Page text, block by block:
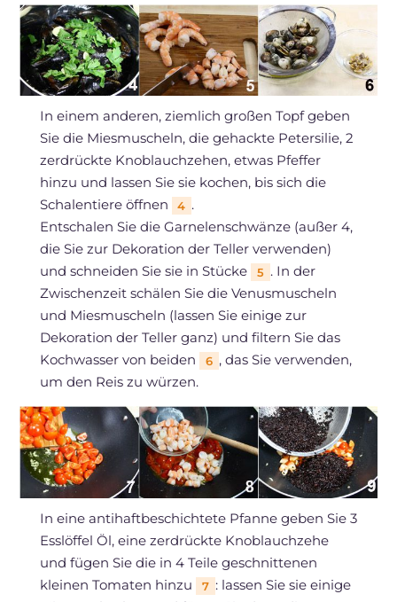
In einem anderen, ziemlich großen Topf geben
Sie die Miesmuscheln, die gehackte Petersilie, 2
zerdrückte Knoblauchzehen, etwas Pfeffer
hinzu und lassen Sie sie kochen, bis sich die
Schalentiere öffnen
4 .
Entschalen Sie die Garnelenschwänze (außer 4,
die Sie zur Dekoration der Teller verwenden)
und schneiden Sie sie in Stücke
5 . In der
Zwischenzeit schälen Sie die Venusmuscheln
und Miesmuscheln (lassen Sie einige zur
Dekoration der Teller ganz) und filtern Sie das
Kochwasser von beiden
6 , das Sie verwenden,
um den Reis zu würzen.
In eine antihaftbeschichtete Pfanne geben Sie 3
Esslöffel Öl, eine zerdrückte Knoblauchzehe
und fügen Sie die in 4 Teile geschnittenen
kleinen Tomaten hinzu
7 : lassen Sie sie einige